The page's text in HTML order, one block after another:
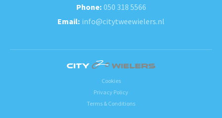
050 318 5566
info@citytweewielers.nl
Cookies
Privacy Policy
Terms & Conditions